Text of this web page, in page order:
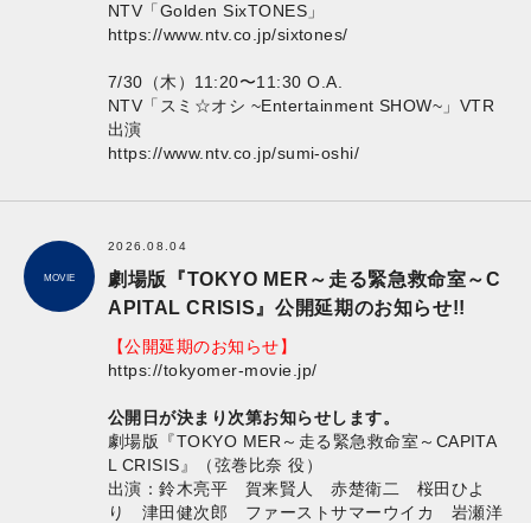
NTV「Golden SixTONES」
https://www.ntv.co.jp/sixtones/
7/30（木）11:20〜11:30 O.A.
NTV「スミ☆オシ ~Entertainment SHOW~」VTR
出演
https://www.ntv.co.jp/sumi-oshi/
MOVIE
2026.08.04
劇場版『TOKYO MER～走る緊急救命室～C
APITAL CRISIS』公開延期のお知らせ!!
【公開延期のお知らせ】
https://tokyomer-movie.jp/
公開日が決まり次第お知らせします。
劇場版『TOKYO MER～走る緊急救命室～CAPITA
L CRISIS』（弦巻比奈 役）
出演：鈴木亮平 賀来賢人 赤楚衛二 桜田ひよ
り 津田健次郎 ファーストサマーウイカ 岩瀬洋